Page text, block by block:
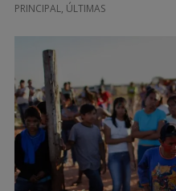
PRINCIPAL, ÚLTIMAS